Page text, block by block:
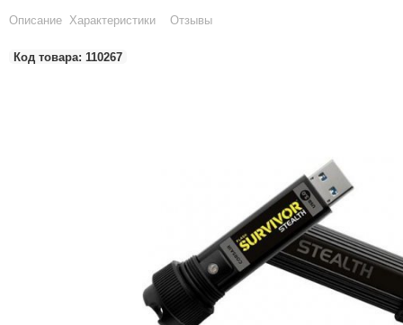
Описание Характеристики Отзывы
Код товара: 110267